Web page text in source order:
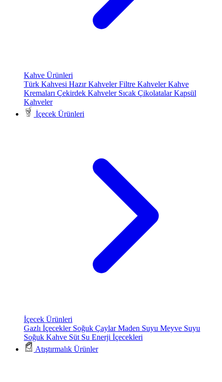
Kahve Ürünleri
Türk Kahvesi Hazır KahvelerFiltre KahvelerKahve
Kremaları Çekirdek Kahveler Sıcak ÇikolatalarKapsül
Kahveler
İçecek Ürünleri
İçecek Ürünleri
Gazlı İçecekler Soğuk ÇaylarMaden Suyu Meyve Suyu
Soğuk Kahve Süt Su Enerji İçecekleri
Atıştırmalık Ürünler